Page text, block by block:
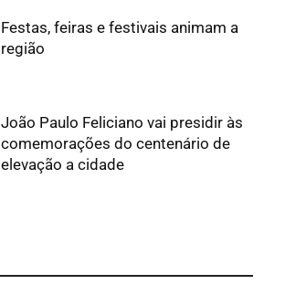
Festas, feiras e festivais animam a
região
João Paulo Feliciano vai presidir às
comemorações do centenário de
elevação a cidade